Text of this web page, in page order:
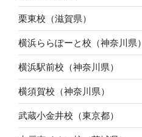
栗東校（滋賀県）
横浜ららぽーと校（神奈川県）
横浜駅前校（神奈川県）
横須賀校（神奈川県）
武蔵小金井校（東京都）